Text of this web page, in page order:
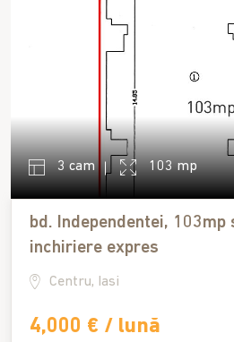
3 cam 103 mp
bd. Independentei,
inchiriere expres
Centru, Iasi
4,000 € / lună